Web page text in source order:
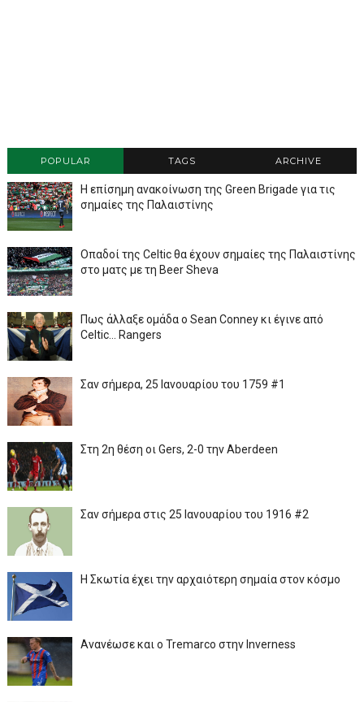
POPULAR TAGS ARCHIVE
Η επίσημη ανακοίνωση της Green Brigade για τις
σημαίες της Παλαιστίνης
Οπαδοί της Celtic θα έχουν σημαίες της Παλαιστίνης
στο ματς με τη Beer Sheva
Πως άλλαξε ομάδα ο Sean Conney κι έγινε από
Celtic... Rangers
Σαν σήμερα, 25 Ιανουαρίου του 1759 #1
Στη 2η θέση οι Gers, 2-0 την Aberdeen
Σαν σήμερα στις 25 Ιανουαρίου του 1916 #2
Η Σκωτία έχει την αρχαιότερη σημαία στον κόσμο
Ανανέωσε και ο Tremarco στην Inverness